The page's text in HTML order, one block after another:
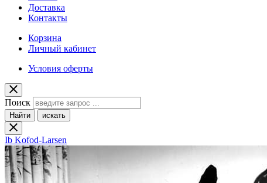
Доставка
Контакты
Корзина
Личный кабинет
Условия оферты
Поиск
Найти искать
Ib Kofod-Larsen